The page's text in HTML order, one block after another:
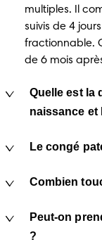
multiples. Il
suivis de 4
fractionnable.
de 6 mois
Quelle est la
naissance et
Le congé
Combien
Peut-on
?